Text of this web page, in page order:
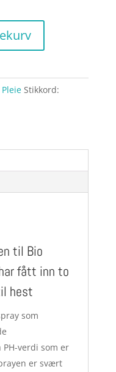
Pleie Stikkord:
til Bio
fått inn to
hest
som
verdi som er
er svært